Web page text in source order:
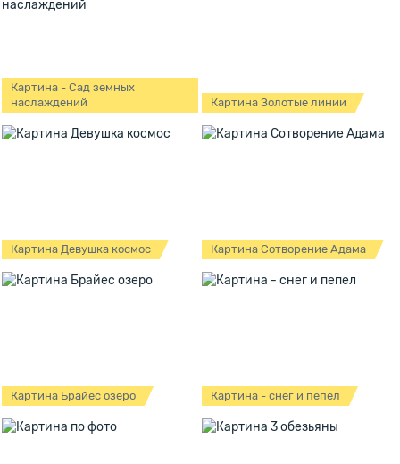
Картина - Сад земных
наслаждений
Картина Золотые линии
Картина Девушка космос Картина Сотворение Адама
Картина Брайес озеро Картина - снег и пепел